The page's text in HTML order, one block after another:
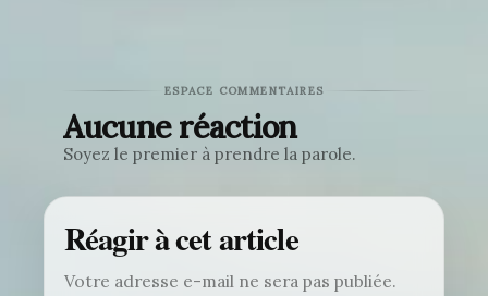
ESPACE COMMENTAIRES
Aucune réaction
Soyez le premier à prendre la parole.
Réagir à cet article
Votre adresse e-mail ne sera pas publiée.